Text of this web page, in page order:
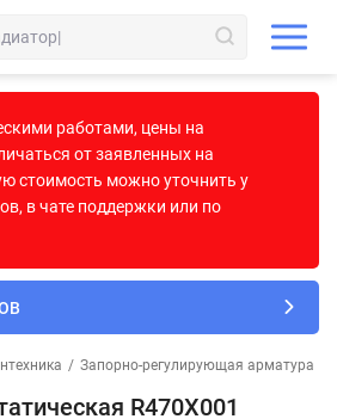
работами, цены на
от заявленных на
стоимость можно уточнить у
в чате поддержки или по
/ Запорно-регулирующая арматура
R470X001